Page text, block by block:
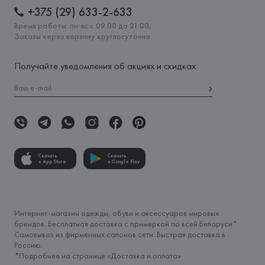
+375 (29) 633-2-633
Время работы: пн-вс с 09:00 до 21:00,
Заказы через корзину круглосуточно
Получайте уведомления об акциях и скидках:
Скачать
в App Store
Скачать
в Google Play
Интернет-магазин одежды, обуви и аксессуаров мировых
брендов. Бесплатная доставка с примеркой по всей Беларуси*.
Самовывоз из фирменных салонов сети. Быстрая доставка в
Россию.
*Подробнее на странице «Доставка и оплата»